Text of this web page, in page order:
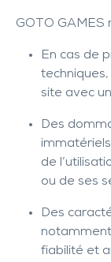
GOTO GAMES
En cas de
site avec
Des
de
ou de ses
Des
fiabilité et